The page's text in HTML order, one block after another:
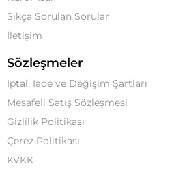
Sıkça Sorulan Sorular
İletişim
Sözleşmeler
İptal, İade ve Değişim Şartları
Mesafeli Satış Sözleşmesi
Gizlilik Politikası
Çerez Politikası
KVKK